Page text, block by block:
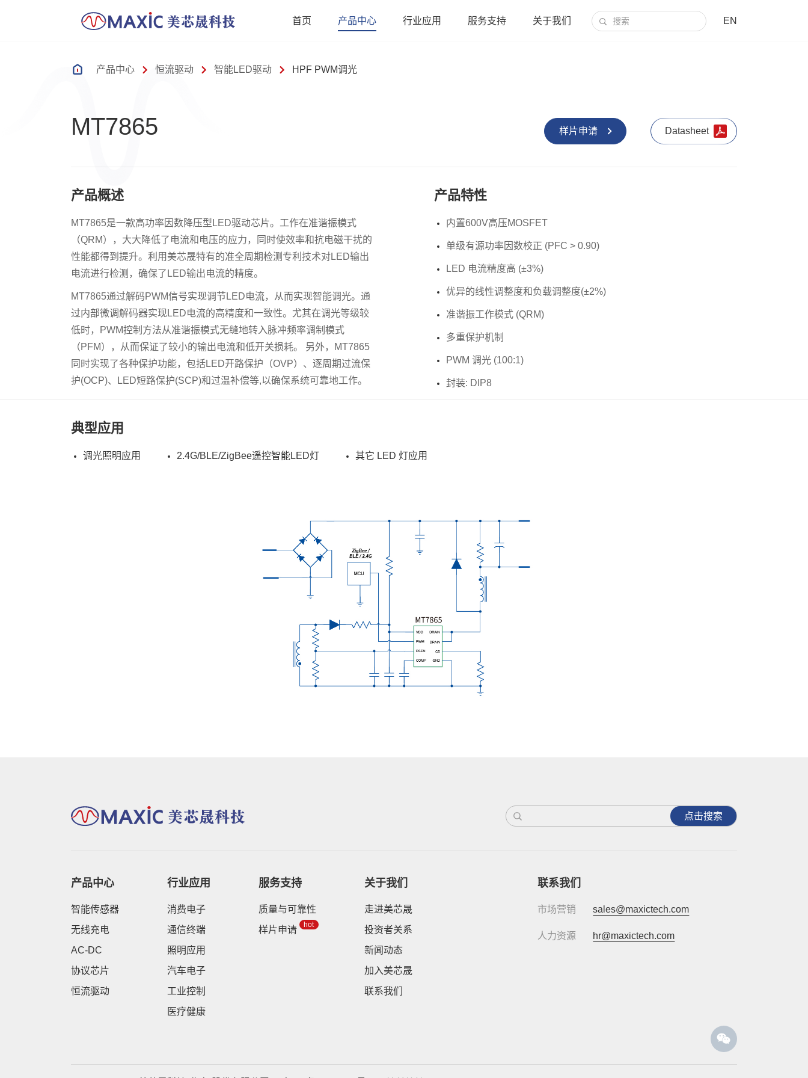
首页 产品中心 行业应用 服务支持 关于我们 EN
产品中心 恒流驱动 智能LED驱动 HPF PWM调光
MT7865 样片申请 Datasheet
产品概述
MT7865是一款高功率因数降压型LED驱动芯片。工作在准谐振模式
（QRM），大大降低了电流和电压的应力，同时使效率和抗电磁干扰的
性能都得到提升。利用美芯晟特有的准全周期检测专利技术对LED输出
电流进行检测，确保了LED输出电流的精度。
MT7865通过解码PWM信号实现调节LED电流，从而实现智能调光。通
过内部微调解码器实现LED电流的高精度和一致性。尤其在调光等级较
低时，PWM控制方法从准谐振模式无缝地转入脉冲频率调制模式
（PFM），从而保证了较小的输出电流和低开关损耗。 另外，MT7865
同时实现了各种保护功能，包括LED开路保护（OVP）、逐周期过流保
护(OCP)、LED短路保护(SCP)和过温补偿等,以确保系统可靠地工作。
产品特性
内置600V高压MOSFET
单级有源功率因数校正 (PFC > 0.90)
LED 电流精度高 (±3%)
优异的线性调整度和负载调整度(±2%)
准谐振工作模式 (QRM)
多重保护机制
PWM 调光 (100:1)
封装: DIP8
典型应用
调光照明应用 2.4G/BLE/ZigBee遥控智能LED灯 其它 LED 灯应用
点击搜索
产品中心
智能传感器
无线充电
AC-DC
协议芯片
恒流驱动
行业应用
消费电子
通信终端
照明应用
汽车电子
工业控制
医疗健康
服务支持
质量与可靠性
样片申请
hot
关于我们
走进美芯晟
投资者关系
新闻动态
加入美芯晟
联系我们
联系我们
市场营销 sales@maxictech.com
人力资源 hr@maxictech.com